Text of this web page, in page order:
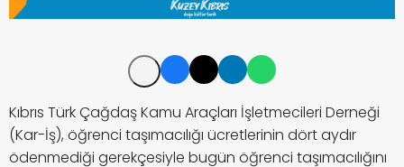
Kıbrıs Türk Çağdaş Kamu Araçları İşletmecileri Derneği
(Kar-İş), öğrenci taşımacılığı ücretlerinin dört aydır
ödenmediği gerekçesiyle bugün öğrenci taşımacılığını